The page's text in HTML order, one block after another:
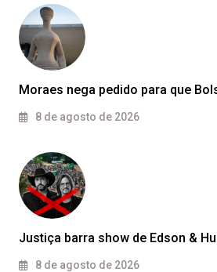
Moraes nega pedido para que
8 de agosto de 2026
Justiça barra show de Edson &
8 de agosto de 2026